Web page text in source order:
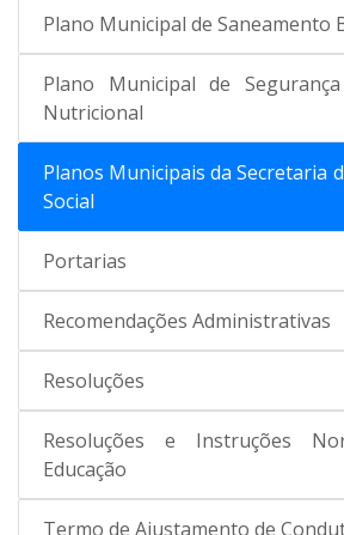
Plano Municipal de Saneamento
Plano Municipal de
Nutricional
Planos Municipais da Secretaria
Social
Portarias
Recomendações Administrativas
Resoluções
Resoluções e Instruções
Educação
Termo de Ajustamento de